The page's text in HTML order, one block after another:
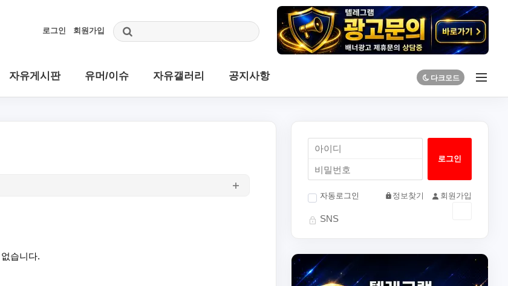
로그인 회원가입
자유게시판 유머/이슈 자유갤러리 공지사항
습니다.
자동로그인 정보찾기 회원가입
SNS